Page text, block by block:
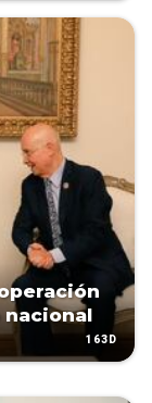
nacional
163D